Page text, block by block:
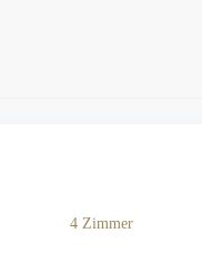
4 Zimmer